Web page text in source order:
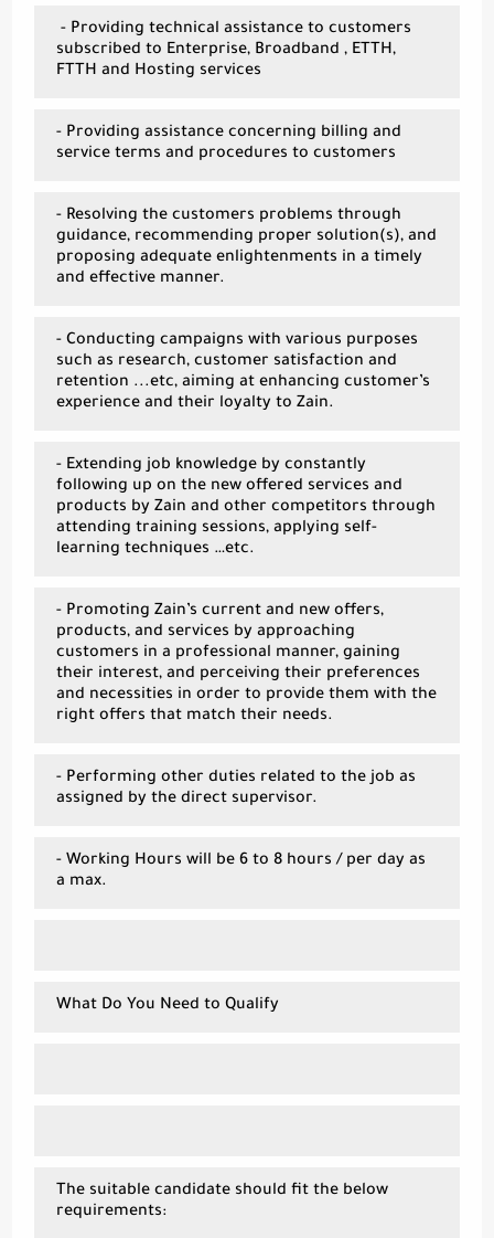
- Providing technical assistance to customers
subscribed to Enterprise, Broadband , ETTH,
FTTH and Hosting services
- Providing assistance concerning billing and
service terms and procedures to customers
- Resolving the customers problems through
guidance, recommending proper solution(s), and
proposing adequate enlightenments in a timely
and effective manner.
- Conducting campaigns with various purposes
such as research, customer satisfaction and
retention ...etc, aiming at enhancing customer’s
experience and their loyalty to Zain.
- Extending job knowledge by constantly
following up on the new offered services and
products by Zain and other competitors through
attending training sessions, applying self-
learning techniques …etc.
- Promoting Zain’s current and new offers,
products, and services by approaching
customers in a professional manner, gaining
their interest, and perceiving their preferences
and necessities in order to provide them with the
right offers that match their needs.
- Performing other duties related to the job as
assigned by the direct supervisor.
- Working Hours will be 6 to 8 hours / per day as
a max.
What Do You Need to Qualify
The suitable candidate should fit the below
requirements: